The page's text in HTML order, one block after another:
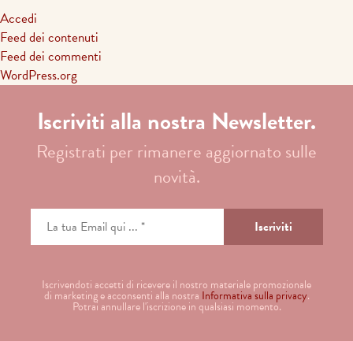
Accedi
Feed dei contenuti
Feed dei commenti
WordPress.org
Iscriviti alla nostra Newsletter.
Registrati per rimanere aggiornato sulle
novità.
Iscrivendoti accetti di ricevere il nostro materiale promozionale
di marketing e acconsenti alla nostra Informativa sulla privacy.
Potrai annullare l'iscrizione in qualsiasi momento.